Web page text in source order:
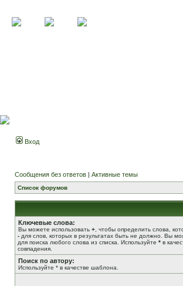
Вход
Сообщения без ответов | Активные темы
Список форумов
Ключевые слова:
Вы можете использовать + , чтобы определить слова,
- для слов, которых в результатах быть не должно. Вы
для поиска любого слова из списка. Используйте * в
совпадения.
Поиск по автору:
Используйте * в качестве шаблона.